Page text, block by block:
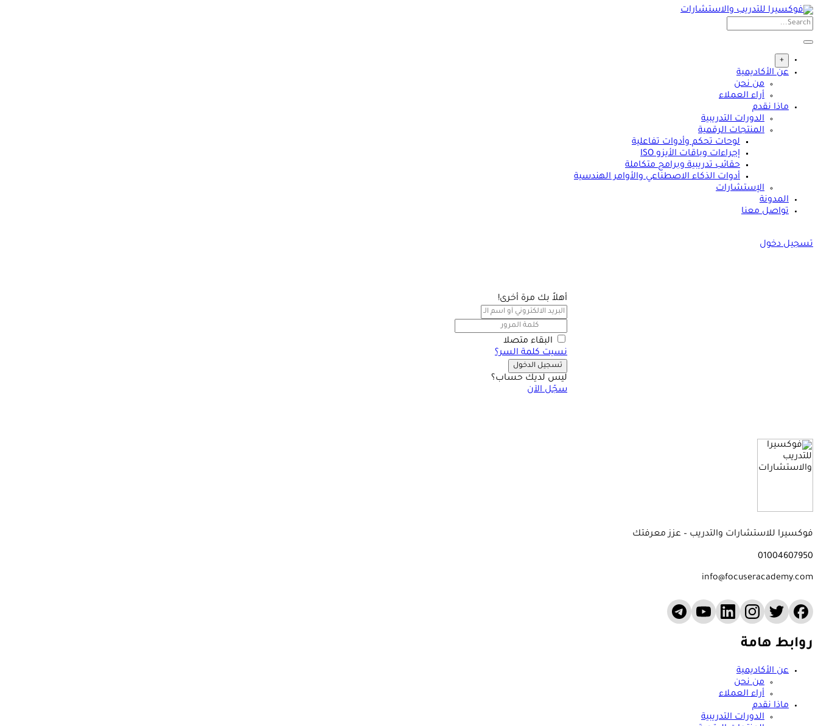
Skip
to
content
+
عن الأكاديمية
من نحن
أراء العملاء
ماذا نقدم
الدورات التدريبية
المنتجات الرقمية
لوحات تحكم وأدوات تفاعلية
إجراءات وباقات الأيزو ISO
حقائب تدريبية وبرامج متكاملة
أدوات الذكاء الاصطناعي والأوامر الهندسية
الإستشارات
المدونة
تواصل معنا
تسجيل دخول
أهلاً بك مرة أخرى!
البقاء متصلا
نسيت كلمة السر؟
تسجيل الدخول
ليس لديك حساب؟
سجّل الآن
فوكسيرا للاستشارات والتدريب – عزز معرفتك
01004607950
info@focuseracademy.com
روابط هامة
عن الأكاديمية
من نحن
أراء العملاء
ماذا نقدم
الدورات التدريبية